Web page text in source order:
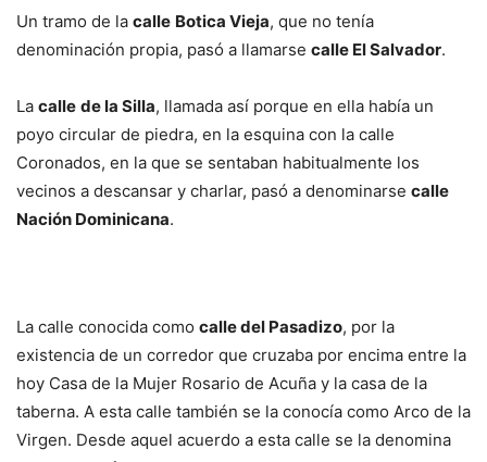
Un tramo de la calle Botica Vieja, que no tenía
denominación propia, pasó a llamarse calle El Salvador.
La calle de la Silla, llamada así porque en ella había un
poyo circular de piedra, en la esquina con la calle
Coronados, en la que se sentaban habitualmente los
vecinos a descansar y charlar, pasó a denominarse calle
Nación Dominicana.
La calle conocida como calle del Pasadizo, por la
existencia de un corredor que cruzaba por encima entre la
hoy Casa de la Mujer Rosario de Acuña y la casa de la
taberna. A esta calle también se la conocía como Arco de la
Virgen. Desde aquel acuerdo a esta calle se la denomina